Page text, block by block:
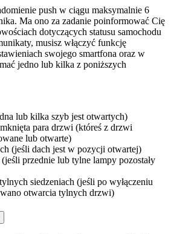
push w ciągu maksymalnie 6
Ma ono za zadanie poinformować Cię
dotyczących statusu samochodu
musisz włączyć funkcję
swojego smartfona oraz w
jedno lub kilka z poniższych
lub kilka szyb jest otwartych)
para drzwi (któreś z drzwi
lub otwarte)
(jeśli dach jest w pozycji otwartej)
(jeśli przednie lub tylne lampy pozostały
siedzeniach (jeśli po wyłączeniu
otwarcia tylnych drzwi)